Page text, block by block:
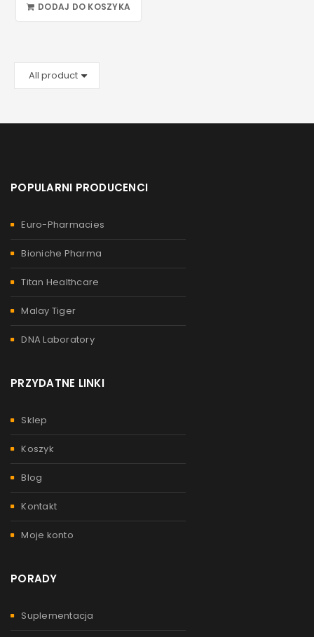
DODAJ DO KOSZYKA
POPULARNI PRODUCENCI
Euro-Pharmacies
Bioniche Pharma
Titan Healthcare
Malay Tiger
DNA Laboratory
PRZYDATNE LINKI
Sklep
Koszyk
Blog
Kontakt
Moje konto
PORADY
Suplementacja